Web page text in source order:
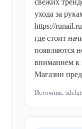
свежих
ухода за
https://
где стоит
появляются
вниманием к
Магазин
Источник: